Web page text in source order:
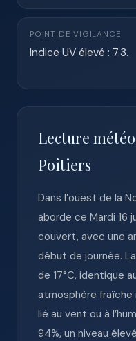
POINT DE VIGILANCE
Indice UV élevé : 7.3.
Lecture
Poitiers
Dans l’ouest de la
aborde ce Mardi 16
couvert, avec une
début de journée.
de 17°C, identique
atmosphère fraîche
lié au vent ou à
94%, un niveau